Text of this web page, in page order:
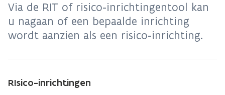
Via de RIT of risico-inrichtingentool kan
u nagaan of een bepaalde inrichting
wordt aanzien als een risico-inrichting.
RIsico-inrichtingen